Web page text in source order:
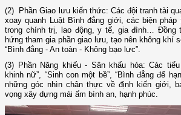
(2) Phần Giao lưu kiến thức: Các đội tranh tài
xoay quanh Luật Bình đẳng giới, các biện
trong chính trị, lao động, y tế, gia đình… Đồng
hứng tham gia phần giao lưu, tạo nên không khí
“Bình đẳng - An toàn - Không bạo lực”.
(3) Phần Năng khiếu - Sân khấu hóa: Các
khinh nữ”, “Sinh con một bề”, “Bình đẳng để
những góc nhìn chân thực về định kiến giới,
vọng xây dựng mái ấm bình an, hạnh phúc.